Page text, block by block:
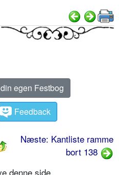
egen Festbog
Feedback
Næste: Kantliste ramme
bort 138
denne side